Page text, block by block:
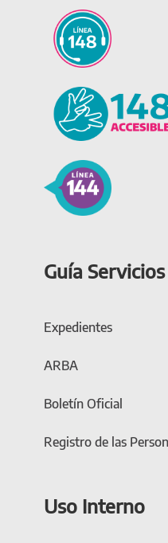
Guía Servicios
Expedientes
ARBA
Boletín Oficial
Registro de las
Uso Interno